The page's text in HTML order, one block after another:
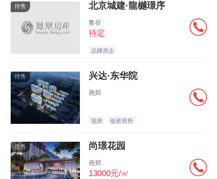
待售 北京城建·龍樾璟序
鲁谷
待定
品牌房企
待售 兴达·东华院
燕郊
现房 低密居所
在售 尚璟花园
燕郊
13000元/㎡